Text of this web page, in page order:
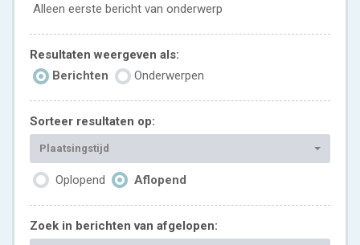
Alleen eerste bericht van onderwerp
Resultaten weergeven als:
Berichten
Onderwerpen
Sorteer resultaten op:
Plaatsingstijd
Oplopend Aflopend
Zoek in berichten van afgelopen: